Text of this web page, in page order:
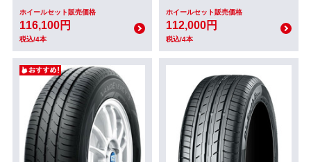
ホイールセット販売価格
116,100円
税込/4本
ホイールセット販売価格
112,000円
税込/4本